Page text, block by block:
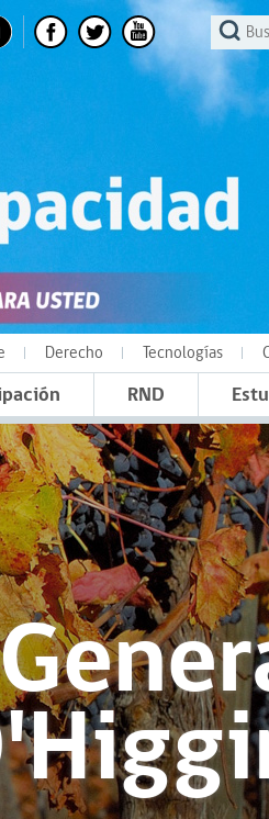
Derecho Tecnologías
RND